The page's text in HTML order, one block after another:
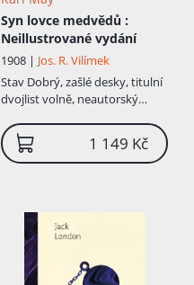
Syn lovce medvědů :
Neillustrované vydání
1908 | Jos. R. Vilímek
Stav Dobrý, zašlé desky, titulní
dvojlist volně, neautorský
1 149 Kč